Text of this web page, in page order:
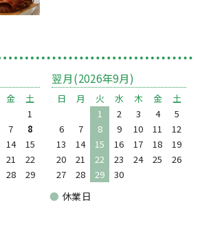
金
土
1
7
8
14
15
21
22
28
29
翌月(2026年9月)
日 月 火 水 木 金
土
1
2 3 4
5
6
7 8 9 10 11
12
13
14 15 16 17 18
19
20
21 22 23 24 25
26
27
28 29 30
● 休業日